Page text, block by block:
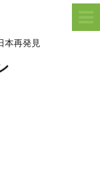
本再発見